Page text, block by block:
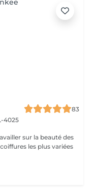
83
4025
sur la beauté des
les plus variées